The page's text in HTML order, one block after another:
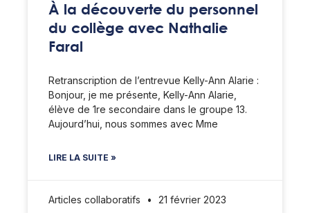
À la découverte du personnel
du collège avec Nathalie
Faral
Retranscription de l’entrevue Kelly-Ann Alarie :
Bonjour, je me présente, Kelly-Ann Alarie,
élève de 1re secondaire dans le groupe 13.
Aujourd’hui, nous sommes avec Mme
LIRE LA SUITE »
Articles collaboratifs 21 février 2023